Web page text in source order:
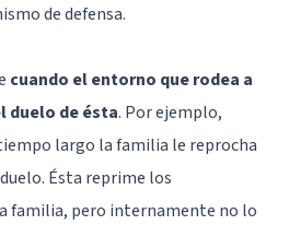
de defensa.
cuando el entorno que rodea a
duelo de ésta. Por ejemplo,
largo la familia le reprocha
Ésta reprime los
familia, pero internamente no lo